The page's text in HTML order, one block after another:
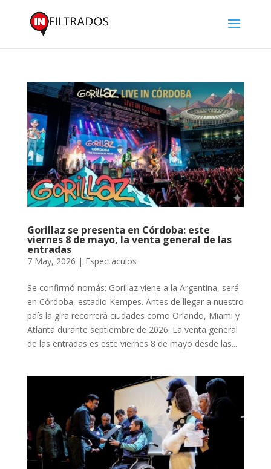
Gorillaz se presenta en Córdoba: este
viernes 8 de mayo, la venta general de las
entradas
7 May, 2026 | Espectáculos
Se confirmó nomás: Gorillaz viene a la Argentina, será
en Córdoba, estadio Kempes. Antes de llegar a nuestro
país la gira recorrerá ciudades como Orlando, Miami y
Atlanta durante septiembre de 2026. La venta general
de las entradas es este viernes 8 de mayo desde las...